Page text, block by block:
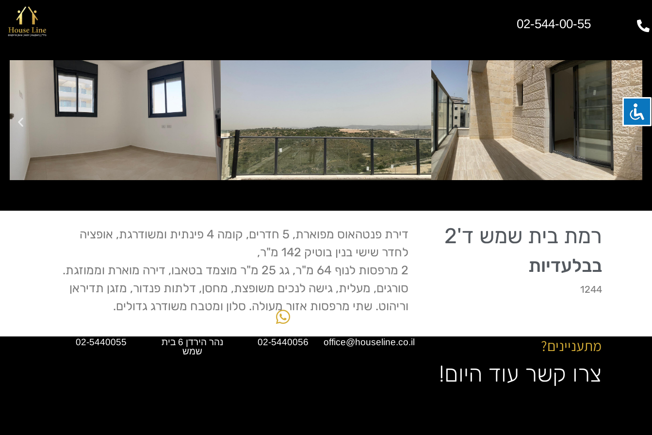
02-544-00-55
רמת בית שמש ד'2
בבלעדיות
1244
דירת פנטהאוס מפוארת, 5 חדרים, קומה 4 פינתית ומשודרגת, אופציה
לחדר שישי בנין בוטיק 142 מ"ר,
2 מרפסות לנוף 64 מ"ר, גג 25 מ"ר מוצמד בטאבו, דירה מוארת וממוזגת.
סורגים, מעלית, גישה לנכים משופצת, מחסן, דלתות פנדור, מזגן תדיראן
וריהוט. שתי מרפסות אזור מעולה. סלון ומטבח משודרג גדולים.
מתעניינים?
צרו קשר עוד היום!
office@houseline.co.il
02-5440056
נהר הירדן 6 בית
שמש
02-5440055